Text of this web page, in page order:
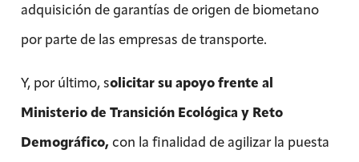
adquisición de garantías de origen de biometano
por parte de las empresas de transporte.
Y, por último, solicitar su apoyo frente al
Ministerio de Transición Ecológica y Reto
Demográfico, con la finalidad de agilizar la puesta